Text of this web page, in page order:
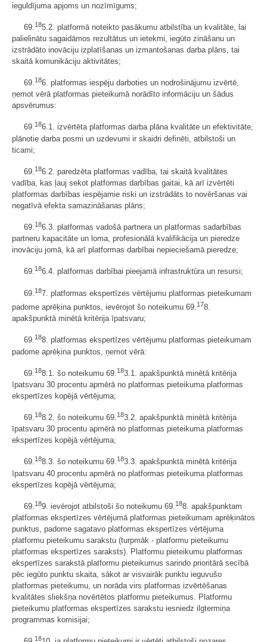
ieguldījuma apjoms un nozīmīgums;
69. 185.2. platformā noteikto pasākumu atbilstība un kvalitāte, lai
palielinātu sagaidāmos rezultātus un ietekmi, iegūto zināšanu un
izstrādāto inovāciju izplatīšanas un izmantošanas darba plāns, tai
skaitā komunikāciju aktivitātes;
69.186. platformas iespēju darboties un nodrošinājumu izvērtē,
ņemot vērā platformas pieteikumā norādīto informāciju un šādus
apsvērumus:
69.186.1. izvērtēta platformas darba plāna kvalitāte un efektivitāte,
plānotie darba posmi un uzdevumi ir skaidri definēti, atbilstoši un
ticami;
69. 186.2. paredzēta platformas vadība, tai skaitā kvalitātes
vadība, kas ļauj sekot platformas darbības gaitai, kā arī izvērtēti
platformas darbības iespējamie riski un izstrādāts to novēršanas vai
negatīvā efekta samazināšanas plāns;
69.186.3. platformas vadošā partnera un platformas sadarbības
partneru kapacitāte un loma, profesionālā kvalifikācija un pieredze
inovāciju jomā, kā arī platformas darbībai nepieciešamā pieredze;
69.186.4. platformas darbībai pieejamā infrastruktūra un resursi;
69. 187. platformas ekspertīzes vērtējumu platformas pieteikumam
padome aprēķina punktos, ievērojot šo noteikumu 69.178.
apakšpunktā minētā kritērija īpatsvaru;
69.188. platformas ekspertīzes vērtējumu platformas pieteikumam
padome aprēķina punktos, ņemot vērā:
69. 188.1. šo noteikumu 69. 183.1. apakšpunktā minētā kritērija
īpatsvaru 30 procentu apmērā no platformas pieteikuma platformas
ekspertīzes kopējā vērtējuma;
69.188.2. šo noteikumu 69.183.2. apakšpunktā minētā kritērija
īpatsvaru 30 procentu apmērā no platformas pieteikuma platformas
ekspertīzes kopējā vērtējuma;
69.188.3. šo noteikumu 69.183.3. apakšpunktā minētā kritērija
īpatsvaru 40 procentu apmērā no platformas pieteikuma platformas
ekspertīzes kopējā vērtējuma;
69. 189. ievērojot atbilstoši šo noteikumu 69. 188. apakšpunktam
platformas ekspertīzes vērtējumā platformas pieteikumam aprēķinātos
punktus, padome sagatavo platformas ekspertīzes vērtējuma
platformu pieteikumu sarakstu (turpmāk - platformu pieteikumu
platformas ekspertīzes saraksts). Platformu pieteikumu platformas
ekspertīzes sarakstā platformu pieteikumus sarindo prioritārā secībā
pēc iegūto punktu skaita, sākot ar visvairāk punktu ieguvušo
platformas pieteikumu, un norāda virs platformas izvērtēšanas
kvalitātes sliekšņa novērtētos platformu pieteikumus. Platformu
pieteikumu platformas ekspertīzes sarakstu iesniedz ilgtermiņa
programmas komisijai;
18